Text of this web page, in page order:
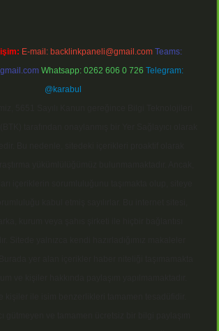
E-mail: backlinkpaneli@gmail.com Teams:
Whatsapp: 0262 606 0 726 Telegram:
@karabul